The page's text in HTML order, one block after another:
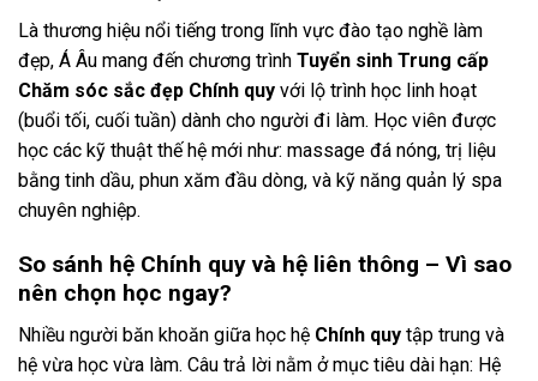
Là thương hiệu nổi tiếng trong lĩnh vực đào tạo nghề làm
đẹp, Á Âu mang đến chương trình Tuyển sinh Trung cấp
Chăm sóc sắc đẹp Chính quy với lộ trình học linh hoạt
(buổi tối, cuối tuần) dành cho người đi làm. Học viên được
học các kỹ thuật thế hệ mới như: massage đá nóng, trị liệu
bằng tinh dầu, phun xăm đầu dòng, và kỹ năng quản lý spa
chuyên nghiệp.
So sánh hệ Chính quy và hệ liên thông – Vì sao
nên chọn học ngay?
Nhiều người băn khoăn giữa học hệ Chính quy tập trung và
hệ vừa học vừa làm. Câu trả lời nằm ở mục tiêu dài hạn: Hệ